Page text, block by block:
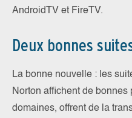
AndroidTV et FireTV.
Deux bonnes
La bonne nouvelle : les
Norton affichent de
domaines, offrent de la